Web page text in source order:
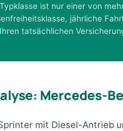
ist nur einer von
jährliche
tatsächlichen
Mercedes-
mit Diesel-Antrieb